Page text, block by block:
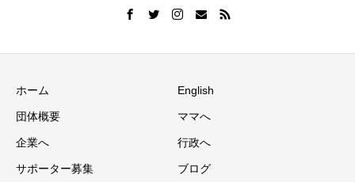
ホーム English
団体概要 ママへ
企業へ 行政へ
サポーター募集 ブログ